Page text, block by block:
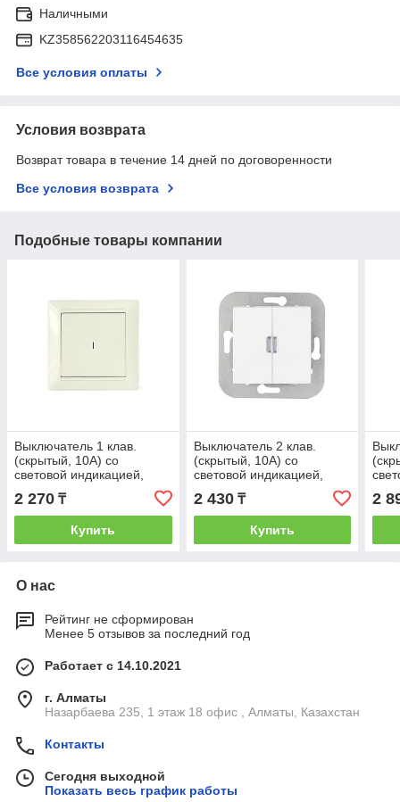
Наличными
KZ358562203116454635
Все условия оплаты
Условия возврата
Возврат товара в течение 14 дней по договоренности
Все условия возврата
Подобные товары компании
Выключатель 1 клав.
(cкрытый, 10А) со
световой индикацией,
бежевый, Стиль,
BYLECTRICA
2 270 ₸
Купить
Выключатель 2 клав.
(cкрытый, 10А) со
световой индикацией,
белый, Уют, BYLECTRICA
2 430₸
Купить
2
О нас
Рейтинг не сформирован
Менее 5 отзывов за последний год
Работает с 14.10.2021
г. Алматы
Назарбаева 235, 1 этаж 18 офис , Алматы, Казахстан
Контакты
Сегодня выходной
Показать весь график работы